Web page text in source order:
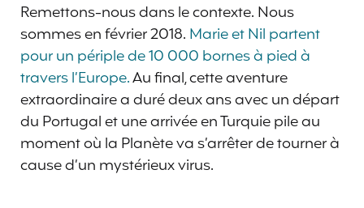
Remettons-nous dans le contexte. Nous
sommes en février 2018. Marie et Nil partent
pour un périple de 10 000 bornes à pied à
travers l’Europe.Au final, cette aventure
extraordinaire a duré deux ans avec un départ
du Portugal et une arrivée en Turquie pile au
moment où la Planète va s’arrêter de tourner à
cause d’un mystérieux virus.